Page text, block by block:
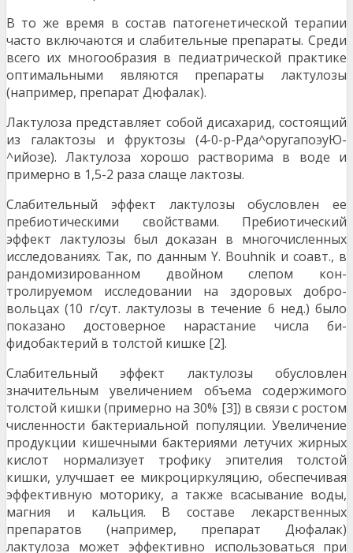
В то же время в состав патогенетической терапии
часто включаются и слабительные препараты. Среди
всего их многообразия в педиатрической практике
оптимальными являются препараты лактулозы
(например, препарат Дюфалак).
Лактулоза представляет собой дисахарид, состо­ящий
из галактозы и фруктозы (4-0-р-Рда^оругапоэуЮ-
^ийозе). Лактулоза хорошо растворима в воде и
примерно в 1,5-2 раза слаще лактозы.
Слабительный эффект лактулозы обусловлен ее
пребиотическими свойствами. Пребиотический
эффект лактулозы был доказан в многочисленных
исследованиях. Так, по данным Y. Bouhnik и соавт., в
рандомизированном двойном слепом кон­
тролируемом исследовании на здоровых добро­
вольцах (10 г/сут. лактулозы в течение 6 нед.) бы­ло
показано достоверное нарастание числа би­
фидобактерий в толстой кишке [2].
Слабительный эффект лактулозы обусловлен
значительным увеличением объема содержимого
толстой кишки (примерно на 30% [3]) в связи с ро­стом
численности бактериальной популяции. Уве­личение
продукции кишечными бактериями лету­чих жирных
кислот нормализует трофику эпителия толстой
кишки, улучшает ее микроциркуляцию, обеспечивая
эффективную моторику, а также вса­сывание воды,
магния и кальция. В составе ле­карственных
препаратов (например, препарат Дюфалак)
лактулоза может эффективно исполь­зоваться при